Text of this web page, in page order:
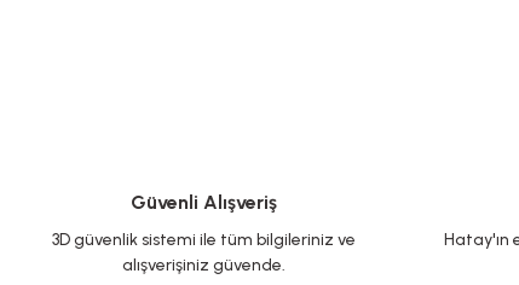
Güvenli Alışveriş
3D güvenlik sistemi ile tüm bilgileriniz ve
alışverişiniz güvende.
Hatay'ın